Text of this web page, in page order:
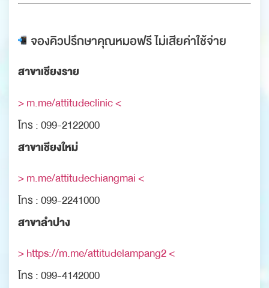
จองคิวปรึกษาคุณหมอฟรี ไม่เสียค่าใช้จ่าย
สาขาเชียงราย
> m.me/attitudeclinic <
โทร : 099-2122000
สาขาเชียงใหม่
> m.me/attitudechiangmai <
โทร : 099-2241000
สาขาลำปาง
> https://m.me/attitudelampang2 <
โทร : 099-4142000